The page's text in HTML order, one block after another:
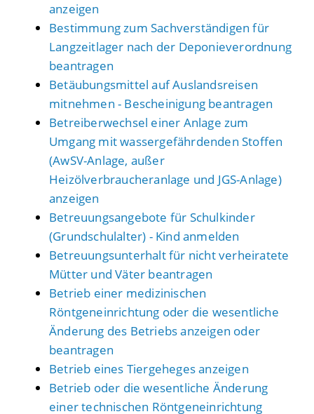
anzeigen
Bestimmung zum Sachverständigen für
Langzeitlager nach der Deponieverordnung
beantragen
Betäubungsmittel auf Auslandsreisen
mitnehmen - Bescheinigung beantragen
Betreiberwechsel einer Anlage zum
Umgang mit wassergefährdenden Stoffen
(AwSV-Anlage, außer
Heizölverbraucheranlage und JGS-Anlage)
anzeigen
Betreuungsangebote für Schulkinder
(Grundschulalter) - Kind anmelden
Betreuungsunterhalt für nicht verheiratete
Mütter und Väter beantragen
Betrieb einer medizinischen
Röntgeneinrichtung oder die wesentliche
Änderung des Betriebs anzeigen oder
beantragen
Betrieb eines Tiergeheges anzeigen
Betrieb oder die wesentliche Änderung
einer technischen Röntgeneinrichtung